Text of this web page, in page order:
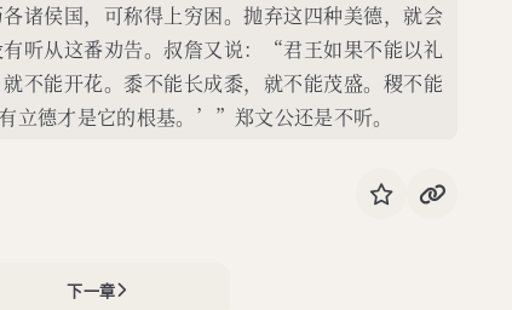
诸侯国，可称得上穷困。抛弃这四种美德，就会
听从这番劝告。叔詹又说：“君王如果不能以礼
不能开花。黍不能长成黍，就不能茂盛。稷不能
立德才是它的根基。’”郑文公还是不听。
下一章